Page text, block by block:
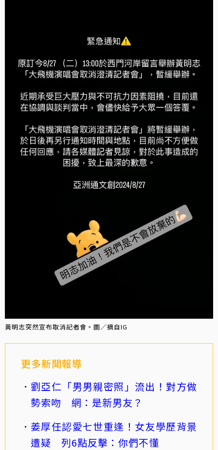
黃明志突然宣布取消記者會。圖／摘自IG
更多新聞報導
劉亞仁「男男親密照」流出！對方做
勢索吻 網：是新男友？
姜厚任認愛七世重逢！女友學歷背景
遭疑 列6點反擊：你們不懂